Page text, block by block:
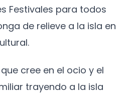
Festivales para todos
de relieve a la isla en
cree en el ocio y el
trayendo a la isla